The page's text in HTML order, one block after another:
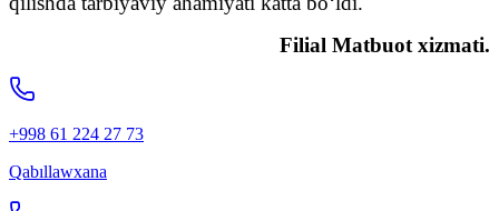
Filial Matbuot xizmati.
+998 61 224 27 73
Qabıllawxana